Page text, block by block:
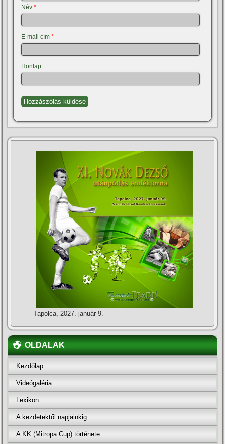
Név*
E-mail cím*
Honlap
Tapolca, 2027. január 9.
OLDALAK
Kezdőlap
Videógaléria
Lexikon
A kezdetektől napjainkig
A KK (Mitropa Cup) története